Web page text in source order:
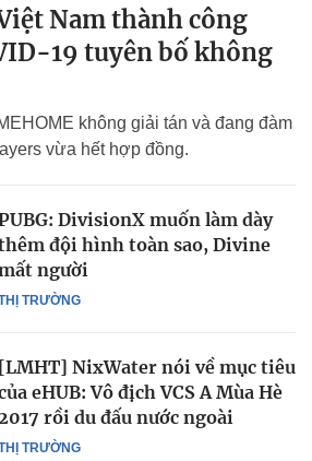
Nam thành công
19 tuyên bố không
không giải tán và đang đàm
vừa hết hợp đồng.
TRƯỜNG
DivisionX muốn làm dày
đội hình toàn sao, Divine
người
TRƯỜNG
[LMHT] NixWater nói về mục tiêu
eHUB: Vô địch VCS A Mùa Hè
2017 rồi du đấu nước ngoài